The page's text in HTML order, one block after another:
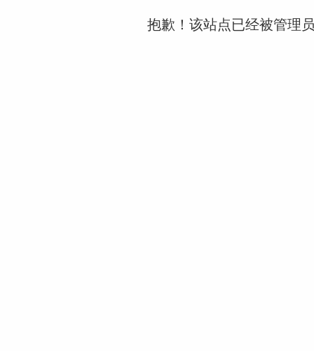
抱歉！该站点已经被管理